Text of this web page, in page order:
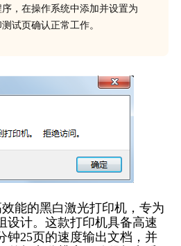
，在操作系统中添加并设置为
试页确认正常工作。
能的黑白激光打印机，专为
设计。这款打印机具备高速
钟25页的速度输出文档，并